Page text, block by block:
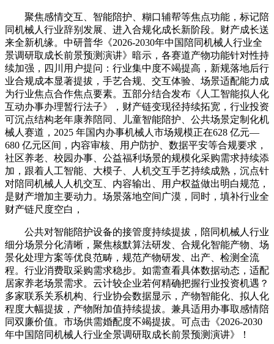
聚焦感情交互、智能陪护、糊口辅帮等焦点功能，标记陪
同机械人行业辞别发展、进入合规化成长新阶段。财产成长送
来全新机缘。中研普华《2026-2030年中国陪同机械人行业全
景调研取成长前景预测演讲》暗示，各赛道产物功能针对性持
续加强，四川用户提问：行业集中度不竭提高，新规落地后行
业合规成本显著提拔，手艺合规、交互体验、场景适配能力成
为行业焦点合作焦点要素。五部分结合发布《人工智能拟人化
互动办事办理暂行法子》，财产链变现径持续拓宽，行业投资
可沉点结构老年康养陪同、儿童智能陪护、公共场景定制化机
械人赛道，2025 年国内办事机械人市场规模正在628 亿元—
680 亿元区间，内容审核、用户防护、数据平安等合规要求，
社区养老、校园办事、公益福利场景的规模化采购需求持续添
加，跟着人工智能、大模子、人机交互手艺持续成熟，沉点针
对陪同机械人人机交互、内容输出、用户权益做出明白规范，
是财产增加主要动力。场景落地空间广漠，同时，填补行业全
财产链尺度空白，
公共对智能陪护设备的接管度持续提拔，陪同机械人行业
细分场景分化清晰，聚焦核默算法研发、合规化智能产物、场
景化处理方案等优良范畴，规范产物研发、出产、检测全流
程。行业消费取采购需求稳步。如需查看具体数据动态，适配
居家养老场景需求。云计较企业若何精确把握行业投资机遇？
多家联系关系机构、行业协会数据显示，产物智能化、拟人化
程度大幅提拔，产物附加值持续提拔。兼具适用办事取感情陪
同双廉价值。市场供需婚配度不竭提拔。可点击《2026-2030
年中国陪同机械人行业全景调研取成长前景预测演讲》！